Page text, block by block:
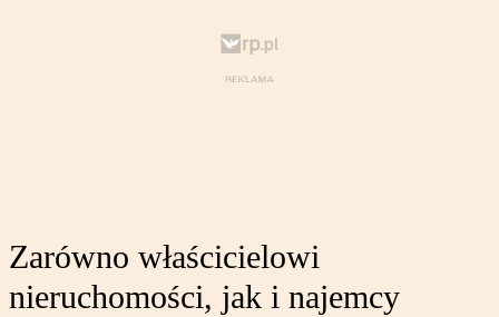
Zarówno właścicielowi
nieruchomości, jak i najemcy